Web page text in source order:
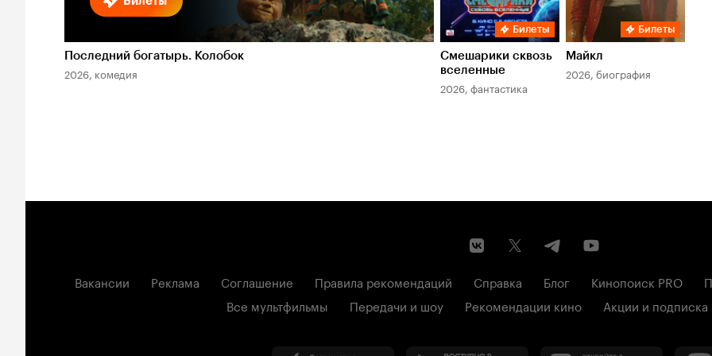
Последний богатырь. Колобок
2026, комедия
Билеты
Смешарики сквозь
вселенные
2026, фантастика
Билеты
Майкл
2026, биография
Вакансии Реклама Соглашение Правила рекомендаций Справка Блог Кинопоиск PRO
Все мультфильмы
Передачи и шоу Рекомендации кино Акции и подписка